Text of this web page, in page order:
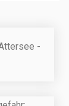
-